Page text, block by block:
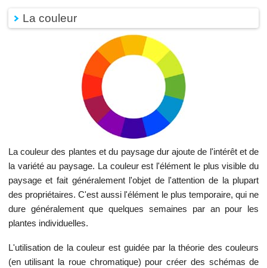
La couleur
La couleur des plantes et du paysage dur ajoute de l'intérêt et de
la variété au paysage. La couleur est l'élément le plus visible du
paysage et fait généralement l'objet de l'attention de la plupart
des propriétaires. C'est aussi l'élément le plus temporaire, qui ne
dure généralement que quelques semaines par an pour les
plantes individuelles.
L'utilisation de la couleur est guidée par la théorie des couleurs
(en utilisant la roue chromatique) pour créer des schémas de